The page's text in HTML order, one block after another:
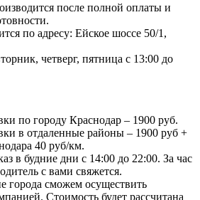
после полной оплаты и
по адресу: Ейское шоссе 50/1,
четверг, пятница с 13:00 до
по городу Краснодар – 1900 руб.
в отдаленные районы – 1900 руб +
40 руб/км.
в будние дни с 14:00 до 22:00. За час
с вами свяжется.
города сможем осуществить
Стоимость будет рассчитана